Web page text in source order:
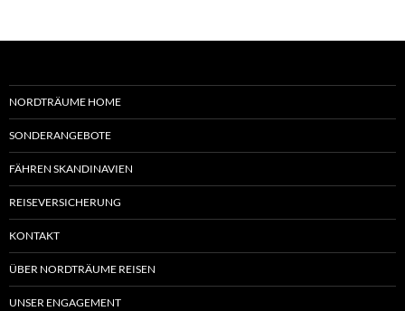
NORDTRÄUME HOME
SONDERANGEBOTE
FÄHREN SKANDINAVIEN
REISEVERSICHERUNG
KONTAKT
ÜBER NORDTRÄUME REISEN
UNSER ENGAGEMENT